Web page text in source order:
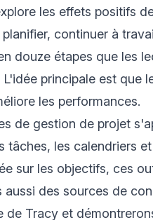
les effets positifs
continuer à
douze étapes que les
principale est que
les performances.
de gestion de projet
tâches, les calendriers
sur les objectifs, ces
des sources de
de Tracy et